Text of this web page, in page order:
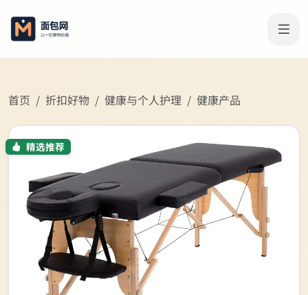
首页 折扣好物 健康与个人护理 健康产品
精选推荐